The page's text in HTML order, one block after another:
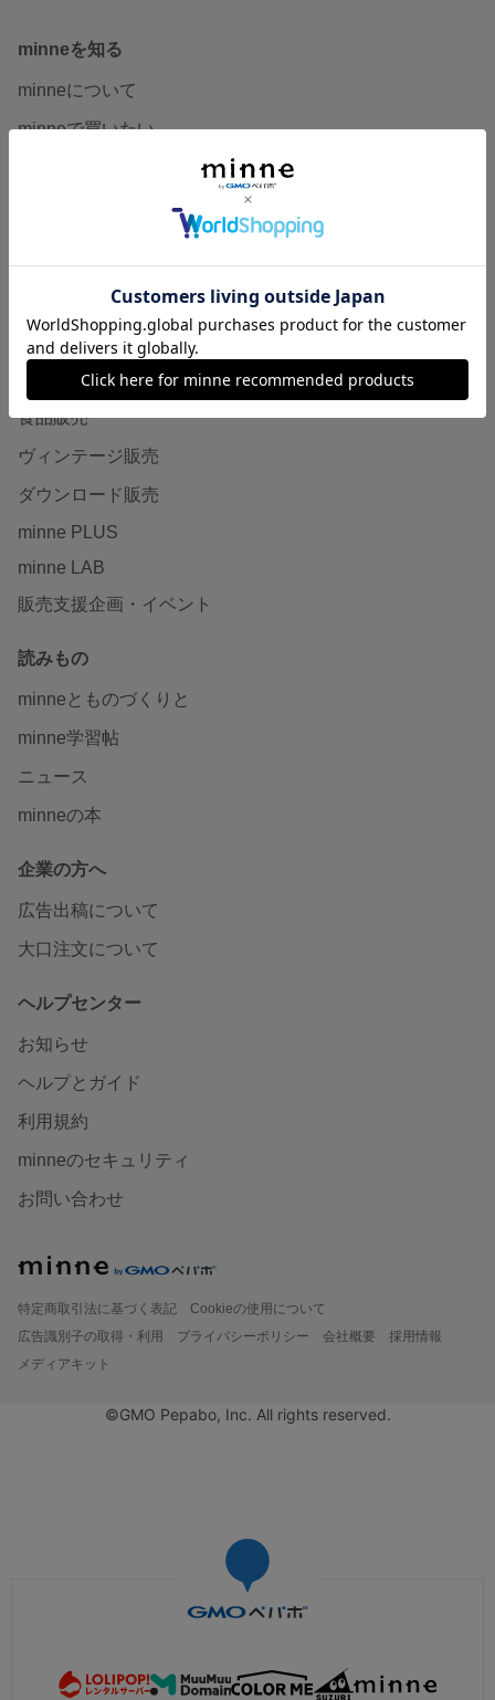
minneを知る
minneについて
minneで買いたい
作品販売について
minneで売りたい
食品販売
ヴィンテージ販売
ダウンロード販売
minne PLUS
minne LAB
販売支援企画・イベント
読みもの
minneとものづくりと
minne学習帖
ニュース
minneの本
企業の方へ
広告出稿について
大口注文について
ヘルプセンター
お知らせ
ヘルプとガイド
利用規約
minneのセキュリティ
お問い合わせ
特定商取引法に基づく表記
Cookieの使用について
広告識別子の取得・利用
プライバシーポリシー 会社概要
採用情報
メディアキット
©GMO Pepabo, Inc. All rights reserved.